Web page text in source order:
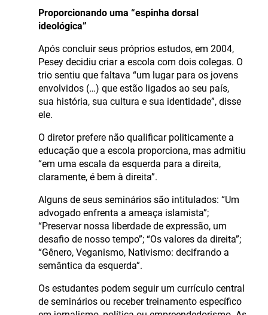
Proporcionando uma “espinha dorsal
ideológica”
Após concluir seus próprios estudos, em 2004,
Pesey decidiu criar a escola com dois colegas. O
trio sentiu que faltava “um lugar para os jovens
envolvidos (…) que estão ligados ao seu país,
sua história, sua cultura e sua identidade”, disse
ele.
O diretor prefere não qualificar politicamente a
educação que a escola proporciona, mas admitiu
“em uma escala da esquerda para a direita,
claramente, é bem à direita”.
Alguns de seus seminários são intitulados: “Um
advogado enfrenta a ameaça islamista”;
“Preservar nossa liberdade de expressão, um
desafio de nosso tempo”; “Os valores da direita”;
“Gênero, Veganismo, Nativismo: decifrando a
semântica da esquerda”.
Os estudantes podem seguir um currículo central
de seminários ou receber treinamento específico